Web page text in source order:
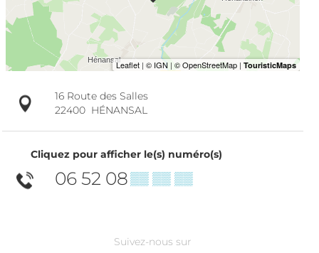
16 Route des Salles
22400 HÉNANSAL
Cliquez pour afficher le(s) numéro(s)
06 52 08▒▒ ▒▒ ▒▒
Suivez-nous sur